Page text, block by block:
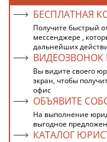
БЕСПЛАТНАЯ
Получите быстрый
мессенджере ,
дальнейших
Вы видите своего
экран, чтобы
офис
ОБЪЯВИТЕ
На выполнение
выгодное
КАТАЛОГ